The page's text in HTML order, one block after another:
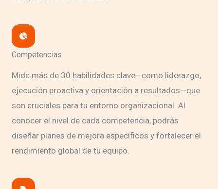
Competencias
Mide más de 30 habilidades clave—como liderazgo,
ejecución proactiva y orientación a resultados—que
son cruciales para tu entorno organizacional. Al
conocer el nivel de cada competencia, podrás
diseñar planes de mejora específicos y fortalecer el
rendimiento global de tu equipo.